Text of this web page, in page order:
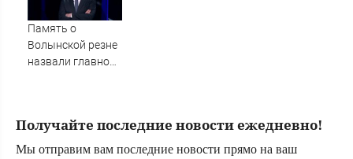
Память о
Волынской резне
назвали главной
Новости на
Получайте последние новости ежедневно!
Мы отправим вам последние новости прямо на ваш